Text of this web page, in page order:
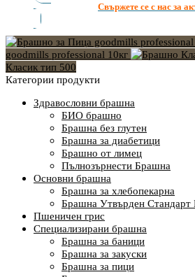
Свържете се с нас за
goodmills professional 10кг
Класик тип 500
Категории продукти
Здравословни брашна
БИО брашно
Брашна без глутен
Брашна за диабетици
Брашно от лимец
Пълнозърнести Брашна
Основни брашна
Брашна за хлебопекарна
Брашна Утвърден Стандарт
Пшеничен грис
Специализирани брашна
Брашна за баници
Брашна за закуски
Брашна за пици